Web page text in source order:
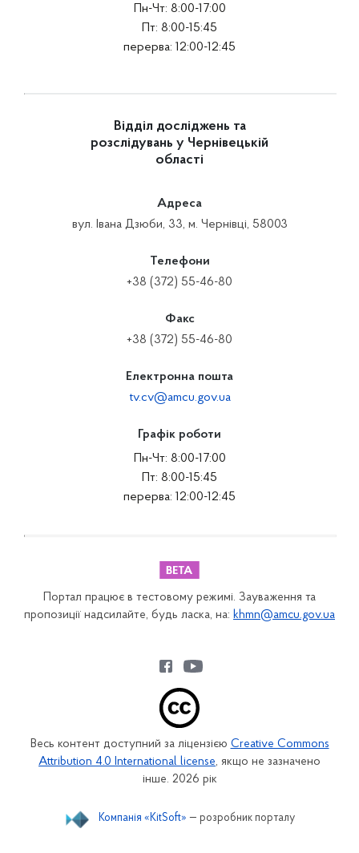
Пн-Чт: 8:00-17:00
Пт: 8:00-15:45
перерва: 12:00-12:45
Відділ досліджень та
розслідувань у Чернівецькій
області
Адреса
вул. Івана Дзюби, 33, м. Чернівці, 58003
Телефони
+38 (372) 55-46-80
Факс
+38 (372) 55-46-80
Електронна пошта
tv.cv@amcu.gov.ua
Графік роботи
Пн-Чт: 8:00-17:00
Пт: 8:00-15:45
перерва: 12:00-12:45
Портал працює в тестовому режимі. Зауваження та
пропозиції надсилайте, будь ласка, на: khmn@amcu.gov.ua
Весь контент доступний за ліцензією Creative Commons
Attribution 4.0 International license, якщо не зазначено
інше. 2026 рік
Компанія «KitSoft» — розробник порталу